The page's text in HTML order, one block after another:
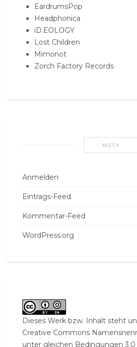
EardrumsPop
Headphonica
iD.EOLOGY
Lost Children
Mimonot
Zorch Factory Records
META
Anmelden
Eintrags-Feed
Kommentar-Feed
WordPress.org
Dieses Werk bzw. Inhalt steht
Creative Commons
unter gleichen Bedingungen